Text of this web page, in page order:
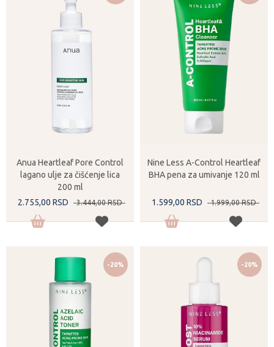
Anua Heartleaf Pore Control
lagano ulje za čišćenje lica
200 ml
2.755,00 RSD 3.444,00 RSD
Nine Less A-Control Heartleaf
BHA pena za umivanje 120 ml
1.599,00 RSD 1.999,00 RSD
-20% -20%